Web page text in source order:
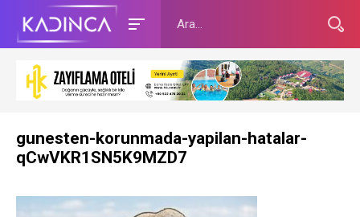
gunesten-korunmada-yapilan-hatalar-
qCwVKR1SN5K9MZD7